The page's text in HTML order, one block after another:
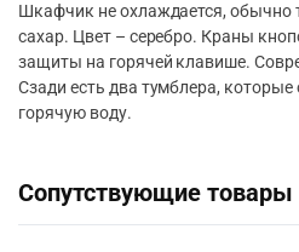
Шкафчик не охлаждается, обычно
сахар. Цвет – серебро. Краны
защиты на горячей клавише.
Сзади есть два тумблера,
горячую воду.
Сопутствующие товары